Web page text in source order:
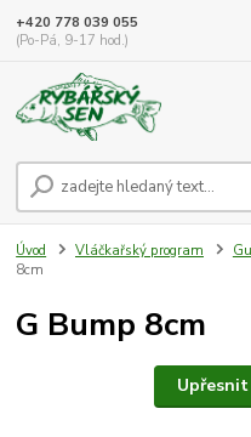
+420 778 039 055
(Po-Pá, 9-17 hod.)
Úvod Vláčkařský program
8cm
G Bump 8cm